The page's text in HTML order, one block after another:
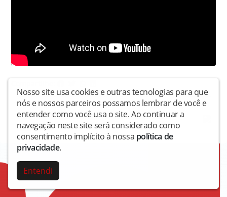
Copyright © Radiovisionaria - Todos os direitos
reservados.
Nosso site usa cookies e outras tecnologias para que
nós e nossos parceiros possamos lembrar de você e
entender como você usa o site. Ao continuar a
navegação neste site será considerado como
consentimento implícito à nossa política de
privacidade.
Entendi